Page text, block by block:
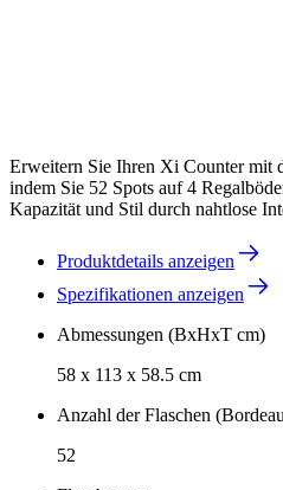
Erweitern Sie Ihren Xi Counter mit
indem Sie 52 Spots auf 4
Kapazität und Stil durch nahtlose
Produktdetails anzeigen
Spezifikationen anzeigen
Abmessungen (BxHxT cm)
58 x 113 x 58.5 cm
Anzahl der Flaschen
52